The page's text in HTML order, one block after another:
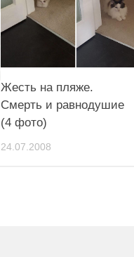
Жесть на пляже.
Смерть и равнодушие
(4 фото)
24.07.2008